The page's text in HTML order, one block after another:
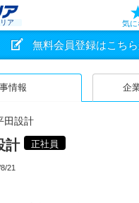
ア 気に
無料会員登録はこち
情報 企
田設計
計 正社員
21